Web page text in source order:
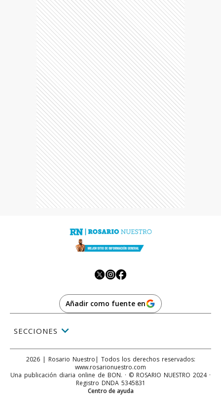
Añadir como fuente en
SECCIONES
2026| Rosario Nuestro | Todos los derechos reservados:
www.rosarionuestro.com
Una publicación diaria online de BON. · © ROSARIO NUESTRO 2024 ·
Registro DNDA 5345831
Centro de ayuda